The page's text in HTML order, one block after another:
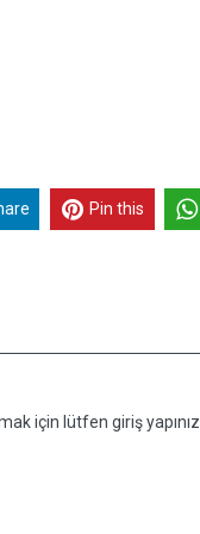
Pin this
için lütfen giriş yapınız.